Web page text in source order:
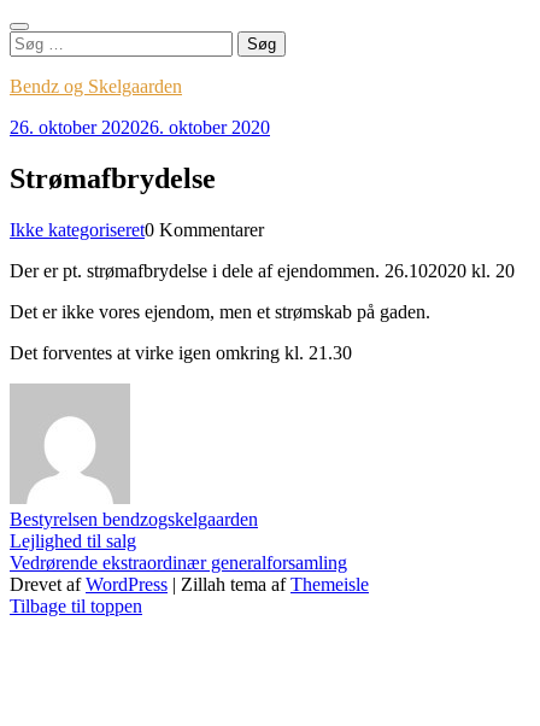
Søg
efter:
Bendz og Skelgaarden
26. oktober 202026. oktober 2020
Strømafbrydelse
Kategorier
Ikke kategoriseret0 Kommentarer
Der er pt. strømafbrydelse i dele af ejendommen. 26.102020 kl. 20
Det er ikke vores ejendom, men et strømskab på gaden.
Det forventes at virke igen omkring kl. 21.30
Bestyrelsen bendzogskelgaarden
Indlægsnavigation
Lejlighed til salg
Vedrørende ekstraordinær generalforsamling
Drevet afWordPress | Zillah tema afThemeisle
Tilbage til toppen